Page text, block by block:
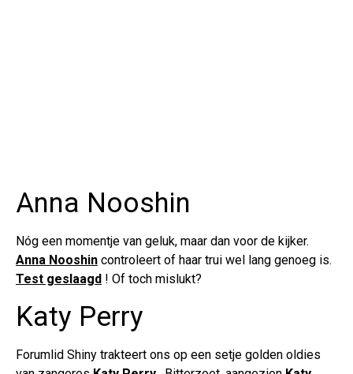
Anna Nooshin
Nóg een momentje van geluk, maar dan voor de kijker.
Anna Nooshin controleert of haar trui wel lang genoeg is.
Test geslaagd ! Of toch mislukt?
Katy Perry
Forumlid Shiny trakteert ons op een setje golden oldies